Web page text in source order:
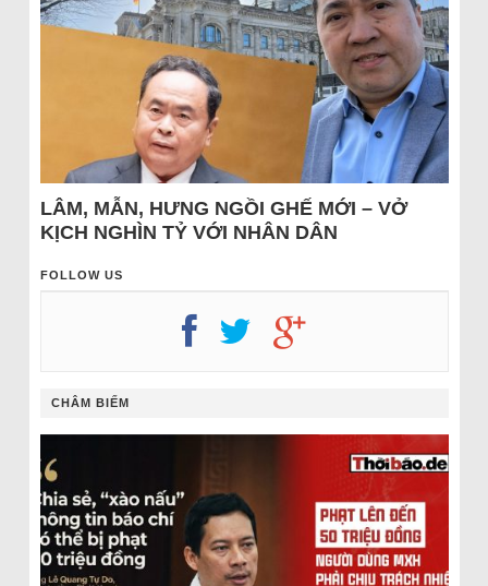
LÂM, MẪN, HƯNG NGỒI GHẾ MỚI – VỞ
KỊCH NGHÌN TỶ VỚI NHÂN DÂN
FOLLOW US
CHÂM BIẾM